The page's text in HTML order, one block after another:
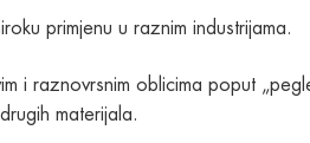
primjenu u raznim industrijama.
i raznovrsnim oblicima poput
materijala.